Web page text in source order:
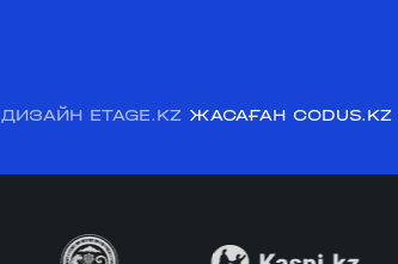
ДИЗАЙН ETAGE.KZ ЖАСАҒАН CODUS.KZ